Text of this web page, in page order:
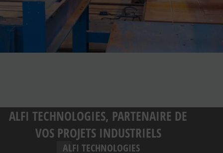
ALFI TECHNOLOGIES, PARTENAIRE DE
VOS PROJETS INDUSTRIELS
ALFI TECHNOLOGIES